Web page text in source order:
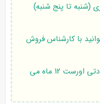
(شنبه تا پنج شنبه)
با کارشناس فروش
گارانتی محصولات صنایع برودتی اورست 12 ماه می